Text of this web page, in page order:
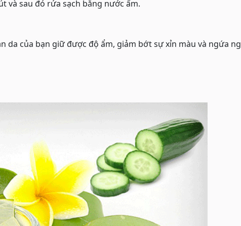
và sau đó rửa sạch bằng nước ấm.
da của bạn giữ được độ ẩm, giảm bớt sự xỉn màu và ngứa